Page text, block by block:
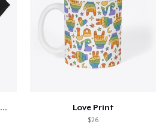
SCIENCE IS REAL, BLACK LIVES MATTER Love Print
$26